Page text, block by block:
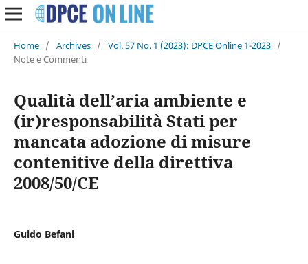
Home / Archives / Vol. 57 No. 1 (2023): DPCE Online 1-2023 /
Note e Commenti
Qualità dell’aria ambiente e
(ir)responsabilità Stati per
mancata adozione di misure
contenitive della direttiva
2008/50/CE
Guido Befani